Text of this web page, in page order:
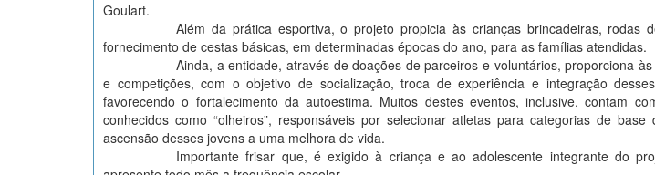
Goulart.
Além da prática esportiva, o projeto propicia às crianças brincadeiras, rodas
fornecimento de cestas básicas, em determinadas épocas do ano, para as famílias atendidas.
Ainda, a entidade, através de doações de parceiros e voluntários, proporciona
e competições, com o objetivo de socialização, troca de experiência e integração
favorecendo o fortalecimento da autoestima. Muitos destes eventos, inclusive, contam
conhecidos como “olheiros”, responsáveis por selecionar atletas para categorias de
ascensão desses jovens a uma melhora de vida.
Importante frisar que, é exigido à criança e ao adolescente integrante do